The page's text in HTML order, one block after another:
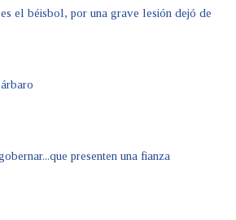
es el béisbol, por una grave lesión dejó de
presenten una fianza